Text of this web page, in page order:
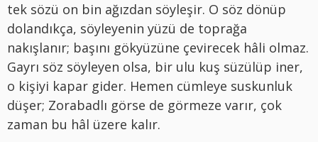
tek sözü on bin ağızdan söyleşir. O söz dönüp
dolandıkça, söyleyenin yüzü de toprağa
nakışlanır; başını gökyüzüne çevirecek hâli olmaz.
Gayrı söz söyleyen olsa, bir ulu kuş süzülüp iner,
o kişiyi kapar gider. Hemen cümleye suskunluk
düşer; Zorabadlı görse de görmeze varır, çok
zaman bu hâl üzere kalır.